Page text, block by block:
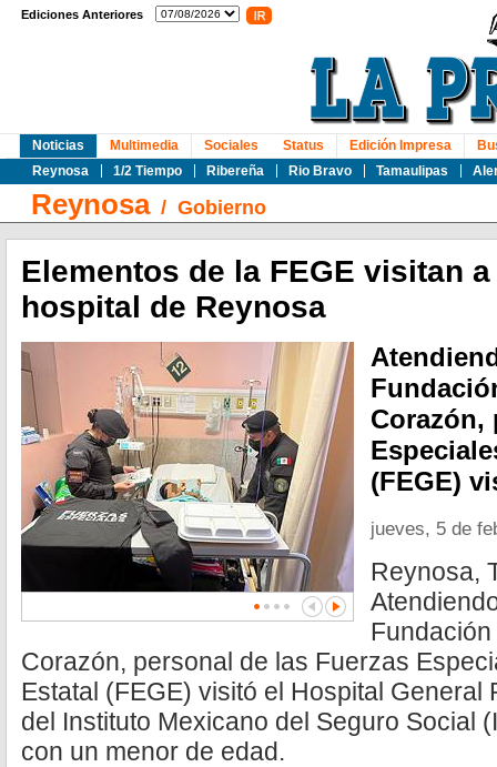
Ediciones Anteriores
Noticias
Reynosa
1/2 Tiempo Ribereña Rio Bravo Tamaulipas
Multimedia Sociales Status Edición Impresa
Reynosa/ Gobierno
Elementos de la FEGE visitan
hospital de Reynosa
Corazón,
(FEGE)
jueves, 5 de
Reynosa,
Corazón, personal de las Fuerzas
Estatal (FEGE) visitó el Hospital General
del Instituto Mexicano del Seguro Social
con un menor de edad.